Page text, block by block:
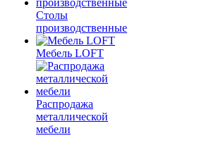
Столы
производственные
Мебель LOFT
Распродажа
металлической
мебели